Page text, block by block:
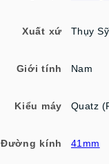
Xuất xứ Thụy Sỹ
Giới tính Nam
Kiểu máy Quatz
Đường kính 41mm